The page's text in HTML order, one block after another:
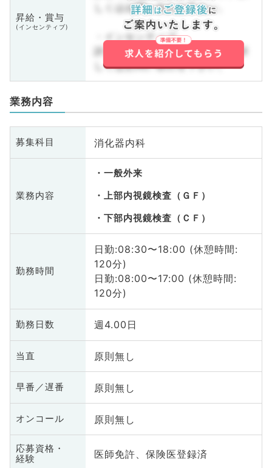
昇給・賞与
(インセンティブ)
しくはお問い合わせ下さい。
・インセンティブ
詳しくはお問い合わせ下さい。詳
しくはお問い合わせ下さい。
業務内容
募集科目 消化器内科
業務内容
一般外来
上部内視鏡検査（ＧＦ）
下部内視鏡検査（ＣＦ）
勤務時間
日勤:08:30〜18:00 (休憩時間:
120分)
日勤:08:00〜17:00 (休憩時間:
120分)
勤務日数 週4.00日
当直 原則無し
早番／遅番 原則無し
オンコール 原則無し
応募資格・
経験
医師免許、保険医登録済